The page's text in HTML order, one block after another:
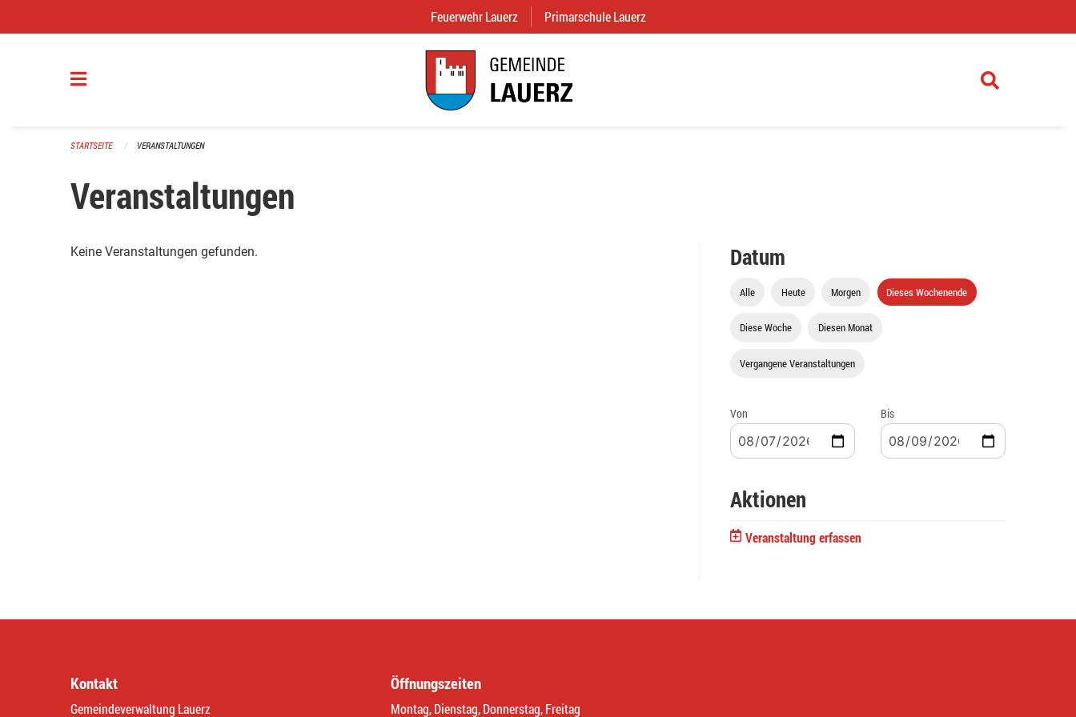
Feuerwehr Lauerz (External Link)
Primarschule Lauerz
STARTSEITE VERANSTALTUNGEN
Veranstaltungen
Keine Veranstaltungen gefunden. Datum
Alle Heute Morgen Dieses Wochenende
Diese Woche Diesen Monat
Vergangene Veranstaltungen
Von Bis
Aktionen
Veranstaltung erfassen
Kontakt
Gemeindeverwaltung Lauerz
Öffnungszeiten
Montag, Dienstag, Donnerstag, Freitag